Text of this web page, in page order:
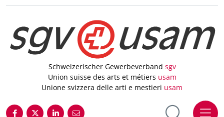
Schweizerischer Gewerbeverband sgv
Union suisse des arts et métiers usam
Unione svizzera delle arti e mestieri usam